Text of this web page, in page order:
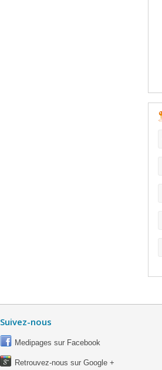
Suivez-nous
Medipages sur Facebook
Retrouvez-nous sur Google +